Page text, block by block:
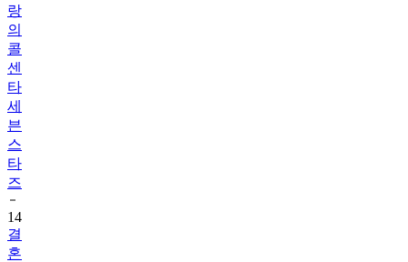
랑
의
콜
센
타
세
븐
스
타
즈
14
결
혼